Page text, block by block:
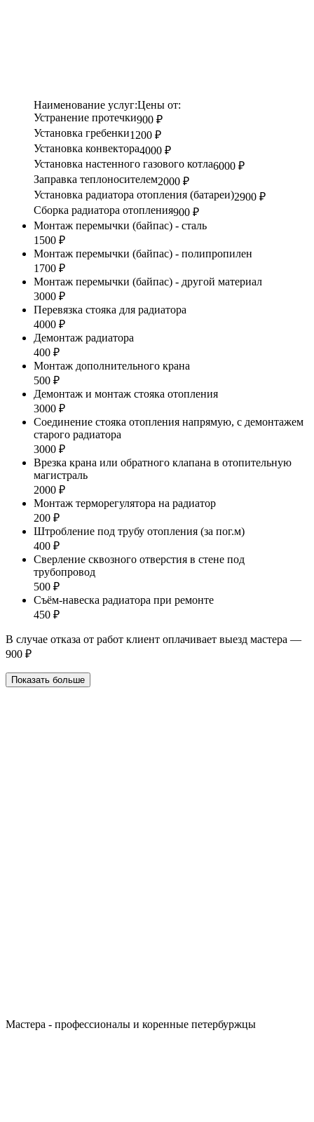
Наименование услуг:Цены от:
Устранение протечки900 ₽
Установка гребенки1200 ₽
Установка конвектора4000 ₽
Установка настенного газового котла6000 ₽
Заправка теплоносителем2000 ₽
Установка радиатора отопления (батареи)2900 ₽
Сборка радиатора отопления900 ₽
Монтаж перемычки (байпас) - сталь
1500 ₽
Монтаж перемычки (байпас) - полипропилен
1700 ₽
Монтаж перемычки (байпас) - другой материал
3000 ₽
Перевязка стояка для радиатора
4000 ₽
Демонтаж радиатора
400 ₽
Монтаж дополнительного крана
500 ₽
Демонтаж и монтаж стояка отопления
3000 ₽
Соединение стояка отопления напрямую, с демонтажем
старого радиатора
3000 ₽
Врезка крана или обратного клапана в отопительную
магистраль
2000 ₽
Монтаж терморегулятора на радиатор
200 ₽
Штробление под трубу отопления (за пог.м)
400 ₽
Сверление сквозного отверстия в стене под
трубопровод
500 ₽
Съём-навеска радиатора при ремонте
450 ₽
В случае отказа от работ клиент оплачивает выезд мастера —
900 ₽
Показать больше
Мастера - профессионалы и коренные петербуржцы